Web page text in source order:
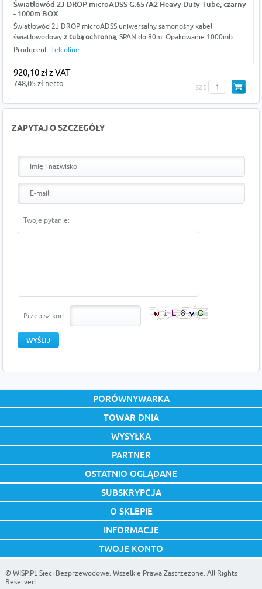
Światłowód 2J DROP microADSS G.657A2 Heavy Duty Tube, czarny
- 1000m BOX
Światłowód 2J DROP microADSS uniwersalny samonośny kabel
światłowodowy z tubą ochronną, SPAN do 80m. Opakowanie 1000mb.
Producent: Telcoline
920,10 zł z VAT
748,05 zł netto szt
ZAPYTAJ O SZCZEGÓŁY
Twoje pytanie:
Przepisz kod
PORÓWNYWARKA
TOWAR DNIA
WYSYŁKA
PARTNER
OSTATNIO OGLĄDANE
SUBSKRYPCJA
O SKLEPIE
INFORMACJE
TWOJE KONTO
© WISP.PL Sieci Bezprzewodowe. Wszelkie Prawa Zastrzeżone. All Rights
Reserved.